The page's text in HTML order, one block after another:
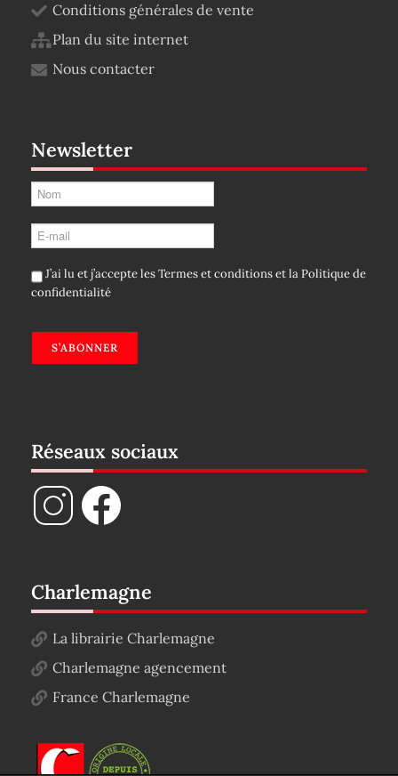
Conditions générales de vente
Plan du site internet
Nous contacter
Newsletter
J’ai lu et j’accepte lesTermes et conditionset laPolitique de
confidentialité
S’ABONNER
Réseaux sociaux
Charlemagne
La librairie Charlemagne
Charlemagne agencement
France Charlemagne